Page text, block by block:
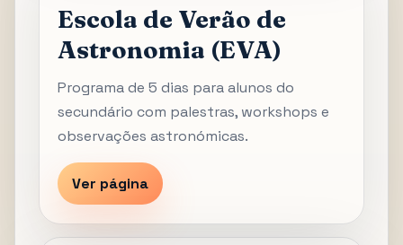
Escola de Verão de
Astronomia (EVA)
Programa de 5 dias para alunos do
secundário com palestras, workshops e
observações astronómicas.
Ver página